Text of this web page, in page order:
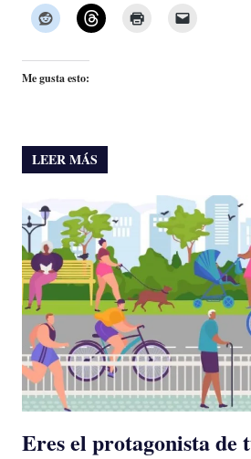
Me gusta esto:
LEER MÁS
Eres el protagonista de